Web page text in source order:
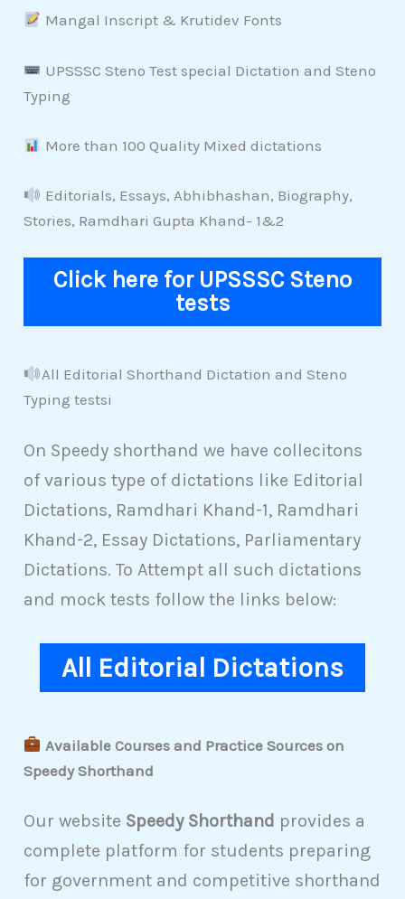
Mangal Inscript & Krutidev Fonts
UPSSSC Steno Test special Dictation and Steno
Typing
More than 100 Quality Mixed dictations
Editorials, Essays, Abhibhashan, Biography,
Stories, Ramdhari Gupta Khand- 1&2
Click here for UPSSSC Steno
tests
All Editorial Shorthand Dictation and Steno
Typing testsi
On Speedy shorthand we have collecitons
of various type of dictations like Editorial
Dictations, Ramdhari Khand-1, Ramdhari
Khand-2, Essay Dictations, Parliamentary
Dictations. To Attempt all such dictations
and mock tests follow the links below:
All Editorial Dictations
Available Courses and Practice Sources on
Speedy Shorthand
Our website Speedy Shorthand provides a
complete platform for students preparing
for government and competitive shorthand